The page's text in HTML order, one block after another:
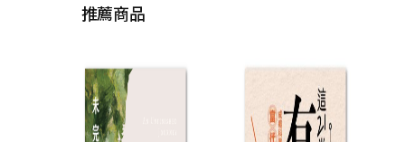
推薦商品